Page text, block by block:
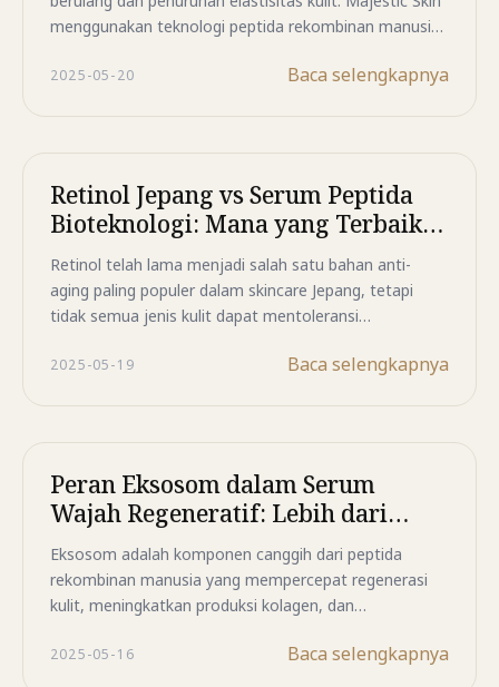
menggunakan teknologi peptida rekombinan manusia
mendorong produksi kolagen dan elastin guna
2025-05-20 Baca selengkapnya
Retinol Jepang vs Serum Peptida
Bioteknologi: Mana yang Terbaik
untuk Anti-Aging?
Retinol telah lama menjadi salah satu bahan anti-
aging paling populer dalam skincare Jepang, tetapi
tidak semua jenis kulit dapat mentoleransi
rekombinan identik manusia (SH-Polypeptide-11) pada
menjaga elastisitas kulit, dan membantu
menyamarkan tampilan kerutan dengan tetap
memperhatikan kenyamanan kulit.
2025-05-19 Baca selengkapnya
Peran Eksosom dalam Serum
Wajah Regeneratif: Lebih dari
Sekadar Skincare Biasa
Eksosom adalah komponen canggih dari peptida
rekombinan manusia yang mempercepat regenerasi
kulit, meningkatkan produksi kolagen, dan
teknologi regeneratif Jepang dengan eksosom untuk
2025-05-16 Baca selengkapnya